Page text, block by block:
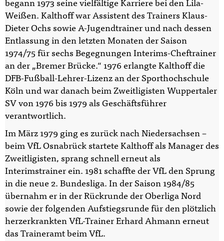
Weißen. Kalthoff war Assistent des Trainers Klaus-
Dieter Ochs sowie A-Jugendtrainer und nach dessen
Entlassung in den letzten Monaten der Saison
1974/75 für sechs Begegnungen Interims-Cheftrainer
an der „Bremer Brücke.“ 1976 erlangte Kalthoff die
DFB-Fußball-Lehrer-Lizenz an der Sporthochschule
Köln und war danach beim Zweitligisten Wuppertaler
SV von 1976 bis 1979 als Geschäftsführer
verantwortlich.
Im März 1979 ging es zurück nach Niedersachsen –
beim VfL Osnabrück startete Kalthoff als Manager des
Zweitligisten, sprang schnell erneut als
Interimstrainer ein. 1981 schaffte der VfL den Sprung
in die neue 2. Bundesliga. In der Saison 1984/85
übernahm er in der Rückrunde der Oberliga Nord
sowie der folgenden Aufstiegsrunde für den plötzlich
herzerkrankten VfL-Trainer Erhard Ahmann erneut
das Traineramt beim VfL.